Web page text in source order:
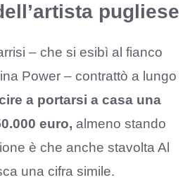
pugliese
– che si esibì al fianco
Power – contrattò a lungo
a portarsi a casa una
euro, almeno stando
è che anche stavolta Al
una cifra simile.